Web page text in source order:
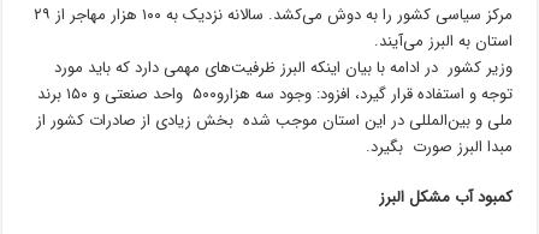
مرکز سیاسی کشور را به دوش می‌کشد. سالانه نزدیک به ۱۰۰ هزار مهاجر از ۲۹
استان به البرز می‌آیند.
وزیر کشور در ادامه با بیان اینکه البرز ظرفیت‌های مهمی دارد که باید مورد
توجه و استفاده قرار گیرد، افزود: وجود سه هزارو۵۰۰ واحد صنعتی و ۱۵۰ برند
ملی و بین‌المللی در این استان موجب شده بخش زیادی از صادرات کشور از
مبدا البرز صورت بگیرد.
کمبود آب مشکل البرز